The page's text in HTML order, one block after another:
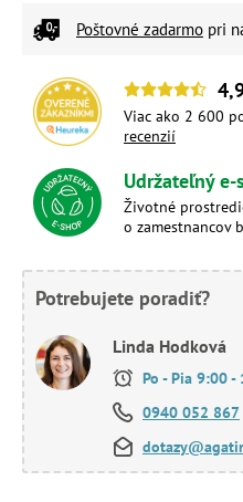
Poštovné zadarmo pri
Viac ako 2 600
recenzií
Udržateľný e-
Životné
o zamestnancov
Potrebujete poradiť?
Linda Hodková
Po - Pia 9:00 -
0940 052 867